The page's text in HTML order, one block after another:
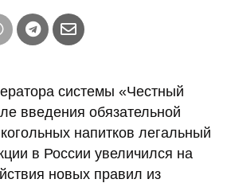
системы «Честный
введения обязательной
напитков легальный
в России увеличился на
новых правил из